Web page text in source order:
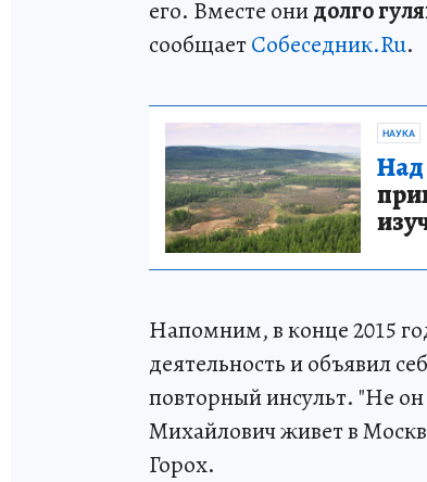
его. Вместе онидолго
сообщаетСобеседник.Ru.
НАУКА
Над
Напомним, в конце 2015
деятельность и объявил
повторный инсульт. "Не он
Михайлович живет в
Горох.